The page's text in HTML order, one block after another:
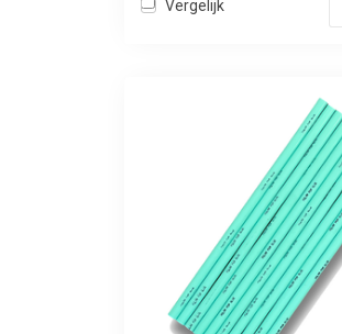
Vergelijk